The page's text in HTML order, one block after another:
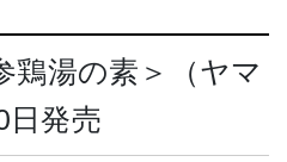
鶏湯の素＞（ヤマ
日発売